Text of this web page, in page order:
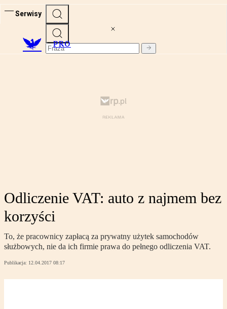
Serwisy
PRO
Odliczenie VAT: auto z najmem bez
korzyści
To, że pracownicy zapłacą za prywatny użytek samochodów
służbowych, nie da ich firmie prawa do pełnego odliczenia VAT.
Publikacja: 12.04.2017 08:17